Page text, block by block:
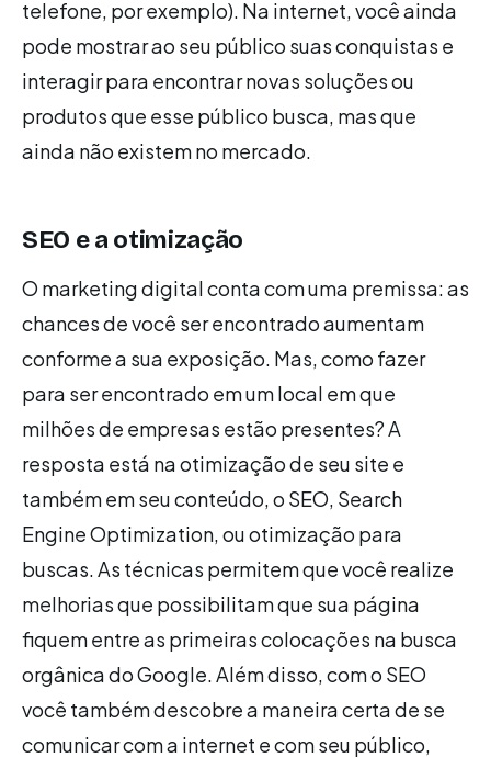
telefone, por exemplo). Na internet, você ainda
pode mostrar ao seu público suas conquistas e
interagir para encontrar novas soluções ou
produtos que esse público busca, mas que
ainda não existem no mercado.
SEO e a otimização
O marketing digital conta com uma premissa: as
chances de você ser encontrado aumentam
conforme a sua exposição. Mas, como fazer
para ser encontrado em um local em que
milhões de empresas estão presentes? A
resposta está na otimização de seu site e
também em seu conteúdo, o SEO, Search
Engine Optimization, ou otimização para
buscas. As técnicas permitem que você realize
melhorias que possibilitam que sua página
fiquem entre as primeiras colocações na busca
orgânica do Google. Além disso, com o SEO
você também descobre a maneira certa de se
comunicar com a internet e com seu público,